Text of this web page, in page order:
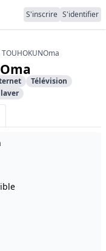
S'inscrire S'identifier
Télévision